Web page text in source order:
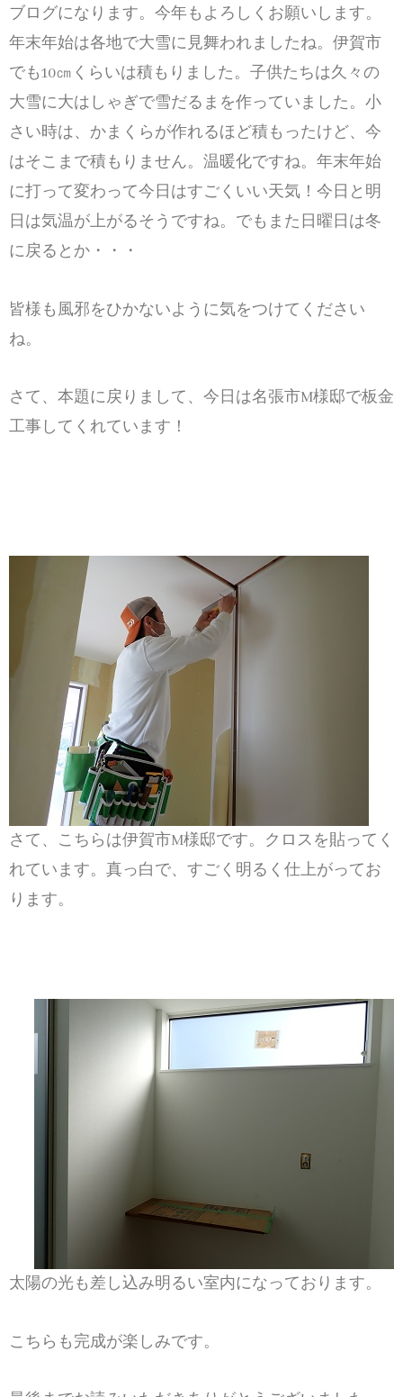
ブログになります。今年もよろしくお願いします。
年末年始は各地で大雪に見舞われましたね。伊賀市
でも10㎝くらいは積もりました。子供たちは久々の
大雪に大はしゃぎで雪だるまを作っていました。小
さい時は、かまくらが作れるほど積もったけど、今
はそこまで積もりません。温暖化ですね。年末年始
に打って変わって今日はすごくいい天気！今日と明
日は気温が上がるそうですね。でもまた日曜日は冬
に戻るとか・・・
皆様も風邪をひかないように気をつけてください
ね。
さて、本題に戻りまして、今日は名張市M様邸で板金
工事してくれています！
さて、こちらは伊賀市M様邸です。クロスを貼ってく
れています。真っ白で、すごく明るく仕上がってお
ります。
太陽の光も差し込み明るい室内になっております。
こちらも完成が楽しみです。